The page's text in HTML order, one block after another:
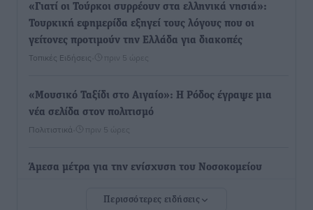
«Γιατί οι Τούρκοι συρρέουν στα ελληνικά νησιά»:
Τουρκική εφημερίδα εξηγεί τους λόγους που οι
γείτονες προτιμούν την Ελλάδα για διακοπές
Τοπικές Ειδήσεις πριν 5 ώρες
«Μουσικό Ταξίδι στο Αιγαίο»: Η Ρόδος έγραψε μια
νέα σελίδα στον πολιτισμό
Πολιτιστικά πριν 5 ώρες
Άμεσα μέτρα για την ενίσχυση του Νοσοκομείου
ανακοίνωσε ο Άδωνις Γεωργιάδης
Περισσότερες ειδήσεις